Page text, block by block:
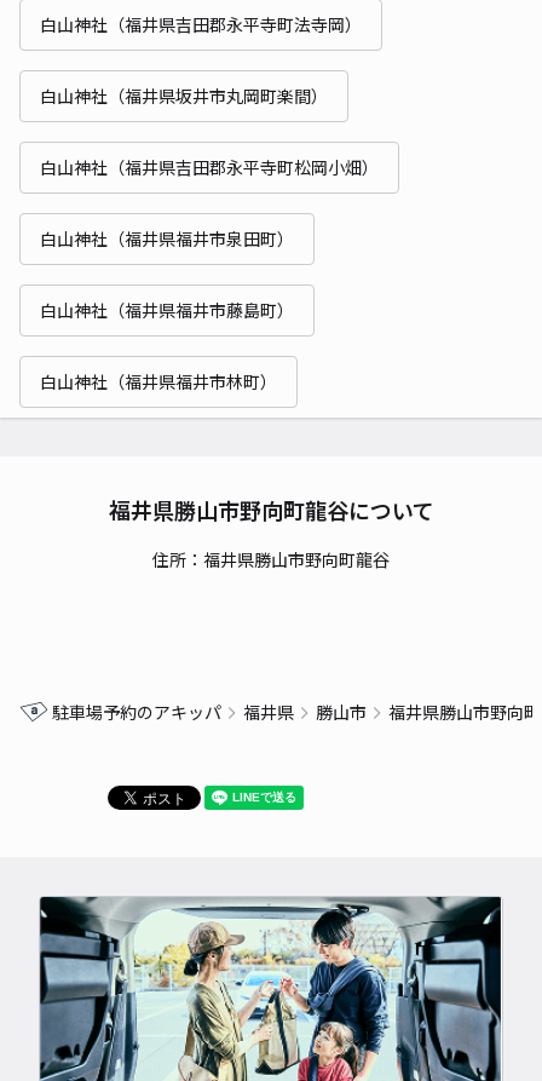
白山神社（福井県吉田郡永平寺町法寺岡）
白山神社（福井県坂井市丸岡町楽間）
白山神社（福井県吉田郡永平寺町松岡小畑）
白山神社（福井県福井市泉田町）
白山神社（福井県福井市藤島町）
白山神社（福井県福井市林町）
福井県勝山市野向町龍谷について
住所：福井県勝山市野向町龍谷
駐車場予約のアキッパ 福井県 勝山市 福井県勝山市野向